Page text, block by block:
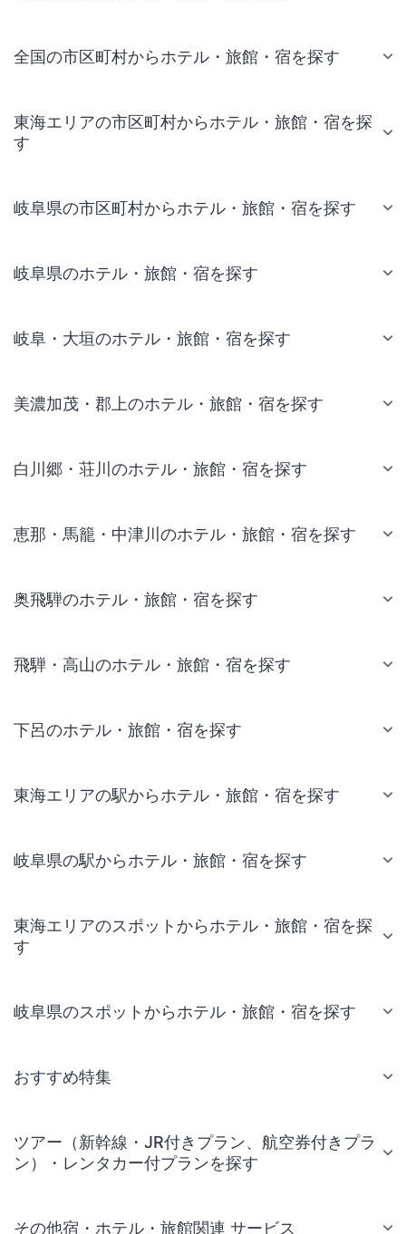
全国の市区町村からホテル・旅館・宿を探す
東海エリアの市区町村からホテル・旅館・宿を探
す
岐阜県の市区町村からホテル・旅館・宿を探す
岐阜県のホテル・旅館・宿を探す
岐阜・大垣のホテル・旅館・宿を探す
美濃加茂・郡上のホテル・旅館・宿を探す
白川郷・荘川のホテル・旅館・宿を探す
恵那・馬籠・中津川のホテル・旅館・宿を探す
奥飛騨のホテル・旅館・宿を探す
飛騨・高山のホテル・旅館・宿を探す
下呂のホテル・旅館・宿を探す
東海エリアの駅からホテル・旅館・宿を探す
岐阜県の駅からホテル・旅館・宿を探す
東海エリアのスポットからホテル・旅館・宿を探
す
岐阜県のスポットからホテル・旅館・宿を探す
おすすめ特集
ツアー（新幹線・JR付きプラン、航空券付きプラ
ン）・レンタカー付プランを探す
その他宿・ホテル・旅館関連 サービス